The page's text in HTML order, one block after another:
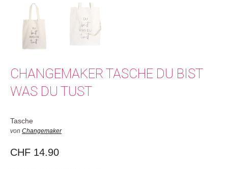
CHANGEMAKER TASCHE DU BIST
WAS DU TUST
Tasche
von Changemaker
CHF 14.90